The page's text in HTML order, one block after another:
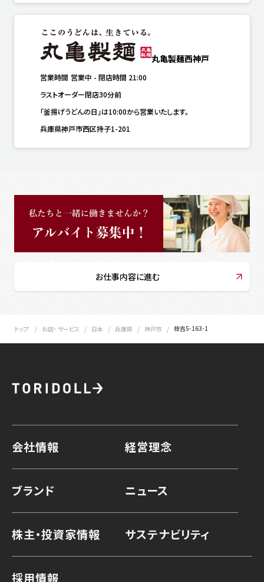
丸亀製麺西神戸
営業時間 営業中 - 閉店時間 21:00
ラストオーダー閉店30分前
「釜揚げうどんの日」は10:00から営業いたします。
兵庫県神戸市西区持子1-201
お仕事内容に進む
トップ お店・ サービス 日本 兵庫県 神戸市 枝吉5-163-1
会社情報 経営理念
ブランド ニュース
株主・投資家情報 サステナビリティ
採用情報